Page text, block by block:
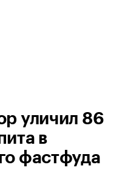
уличил 86
в
фастфуда